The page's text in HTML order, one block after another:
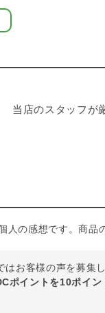
当店のスタッフが
の感想です。商品
お客様の声を募集し
ポイントを10ポイン